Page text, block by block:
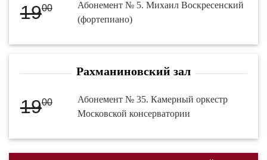
1900
Абонемент № 5. Михаил Воскресенский
(фортепиано)
Рахманиновский зал
1900
Абонемент № 35. Камерный оркестр
Московской консерватории